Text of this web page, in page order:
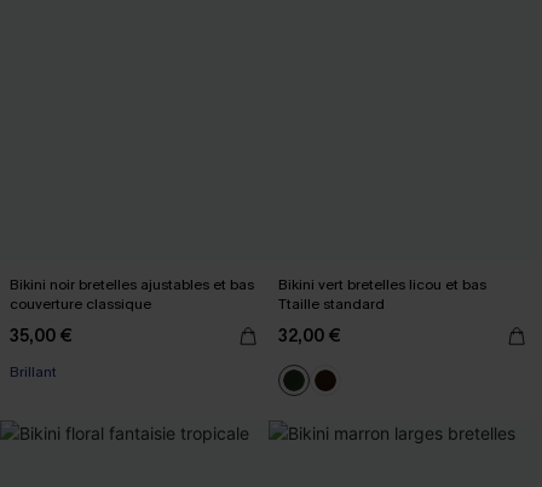
Bikini noir bretelles ajustables et bas
couverture classique
35,00 €
Brillant
Bikini vert bretelles licou et bas
Ttaille standard
32,00 €